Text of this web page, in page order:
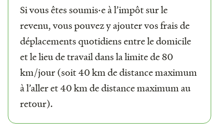
Si vous êtes soumis·e à l’impôt sur le
revenu, vous pouvez y ajouter vos frais de
déplacements quotidiens entre le domicile
et le lieu de travail dans la limite de 80
km/jour (soit 40 km de distance maximum
à l’aller et 40 km de distance maximum au
retour).